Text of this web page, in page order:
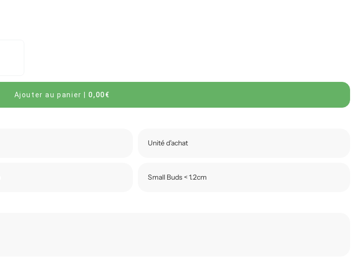
Ajouter au panier 0,00€
Unité d'achat
Small Buds < 1.2cm